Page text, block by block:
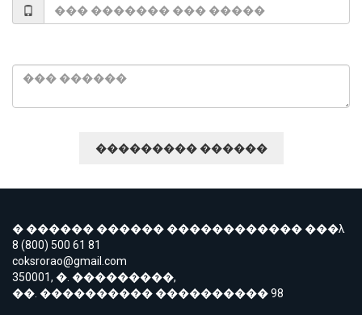
� ������ ������ ������������ ���λ
8 (800) 500 61 81
coksrorao@gmail.com
350001, �. ���������,
��. ���������� ���������� 98